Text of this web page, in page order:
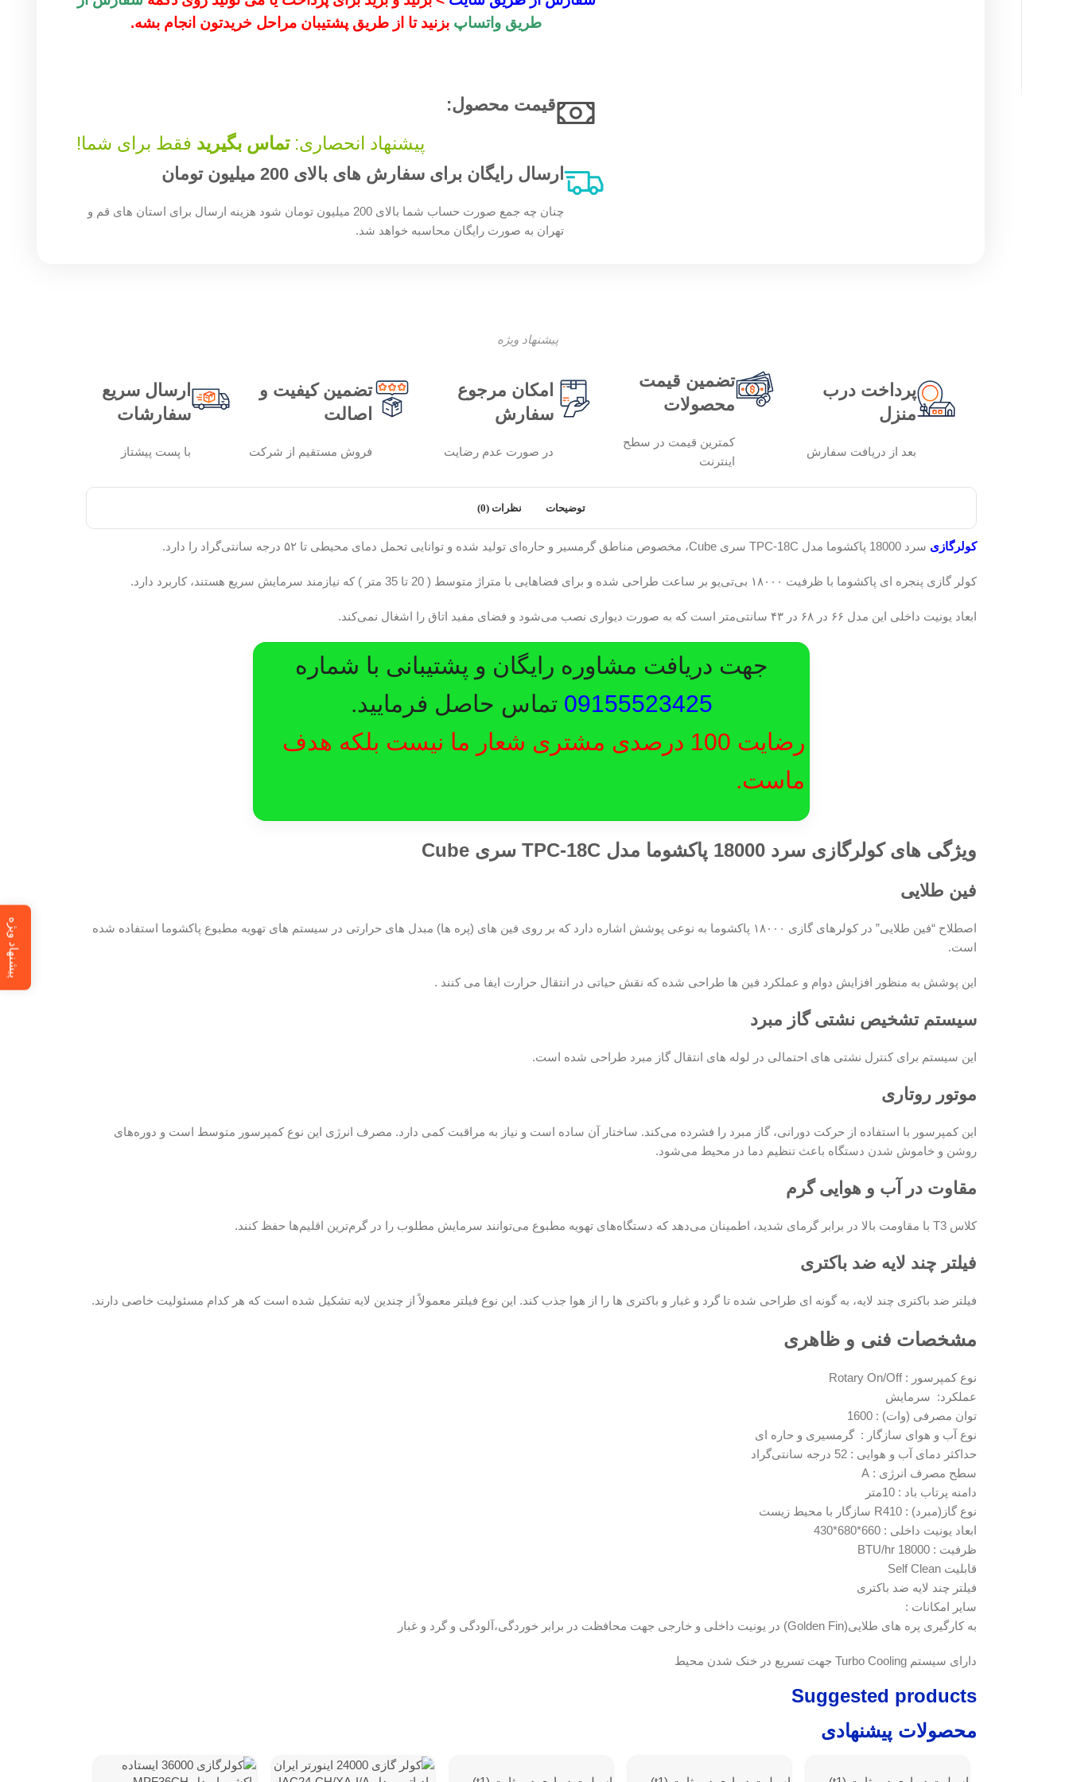
طریق واتساپ بزنید تا از طریق پشتیبان مراحل خریدتون انجام بشه.
قیمت محصول:​
پیشنهاد انحصاری:تماس بگیرید فقط برای شما!
ارسال رایگان برای سفارش های بالای 200 میلیون تومان
چنان چه جمع صورت حساب شما بالای 200 میلیون تومان شود هزینه ارسال برای استان های قم و
تهران به صورت رایگان محاسبه خواهد شد.
پیشنهاد ویژه
پرداخت درب
منزل
بعد از دریافت سفارش
تضمین قیمت
محصولات
کمترین قیمت در سطح
اینترنت
امکان مرجوع
سفارش
در صورت عدم رضایت
تضمین کیفیت و
اصالت
فروش مستقیم از شرکت
ارسال سریع
سفارشات
با پست پیشتاز
توضیحات نظرات (0)
کولرگازی سرد 18000 پاکشوما مدل TPC-18C سری Cube، مخصوص مناطق گرمسیر و حاره‌ای تولید شده و توانایی تحمل دمای محیطی تا ۵۲ درجه سانتی‌گراد را دارد.
کولر گازی پنجره ای پاکشوما با ظرفیت ۱۸۰۰۰ بی‌تی‌یو بر ساعت طراحی شده و برای فضاهایی با متراژ متوسط ( 20 تا 35 متر ) که نیازمند سرمایش سریع هستند، کاربرد دارد.
ابعاد یونیت داخلی این مدل ۶۶ در ۶۸ در ۴۳ سانتی‌متر است که به صورت دیواری نصب می‌شود و فضای مفید اتاق را اشغال نمی‌کند.
جهت دریافت مشاوره رایگان و پشتیبانی با شماره
09155523425 تماس حاصل فرمایید.
رضایت 100 درصدی مشتری شعار ما نیست بلکه هدف
ماست.
ویژگی های کولرگازی سرد 18000 پاکشوما مدل TPC-18C سری Cube
فین طلایی
اصطلاح “فین طلایی” در کولرهای گازی ۱۸۰۰۰ پاکشوما به نوعی پوشش اشاره دارد که بر روی فین‌ های (پره ها) مبدل‌ های حرارتی در سیستم‌ های تهویه مطبوع پاکشوما استفاده شده
است.
این پوشش به منظور افزایش دوام و عملکرد فین ‌ها طراحی شده که نقش حیاتی در انتقال حرارت ایفا می ‌کنند .
سیستم تشخیص نشتی گاز مبرد
این سیستم برای کنترل نشتی ‌های احتمالی در لوله های انتقال گاز مبرد طراحی شده است.
موتور روتاری
این کمپرسور با استفاده از حرکت دورانی، گاز مبرد را فشرده می‌کند. ساختار آن ساده‌ است و نیاز به مراقبت کمی دارد. مصرف انرژی این نوع کمپرسور متوسط است و دوره‌های
روشن و خاموش شدن دستگاه باعث تنظیم دما در محیط می‌شود.
مقاوت در آب و هوایی گرم
کلاس T3 با مقاومت بالا در برابر گرمای شدید، اطمینان می‌دهد که دستگاه‌های تهویه مطبوع می‌توانند سرمایش مطلوب را در گرم‌ترین اقلیم‌ها حفظ کنند.
فیلتر چند لایه ضد باکتری
فیلتر ضد باکتری چند لایه، به گونه ای طراحی شده تا گرد و غبار و باکتری‌ ها را از هوا جذب کند. این نوع فیلتر معمولاً از چندین لایه تشکیل شده است که هر کدام مسئولیت خاصی دارند.
مشخصات فنی و ظاهری
نوع کمپرسور : Rotary On/Off
عملکرد: سرمایش
توان مصرفی (وات) : 1600
نوع آب و هوای سازگار : گرمسیری و حاره ای
حداکثر دمای آب و هوایی : 52 درجه سانتی‌گراد
سطح مصرف انرژی : A
دامنه پرتاب باد : 10متر
نوع گاز(مبرد) : R410 سازگار با محیط زیست
ابعاد یونیت داخلی : 660*680*430
ظرفیت : 18000 BTU/hr
قابلیت Self Clean
فیلتر چند لایه ضد باکتری
سایر امکانات :
به کارگیری پره های طلایی(Golden Fin) در یونیت داخلی و خارجی جهت محافظت در برابر خوردگی،آلودگی و گرد و غبار
دارای سیستم Turbo Cooling جهت تسریع در خنک شدن محیط
Suggested products
محصولات پیشنهادی
پیشنهاد ویژه